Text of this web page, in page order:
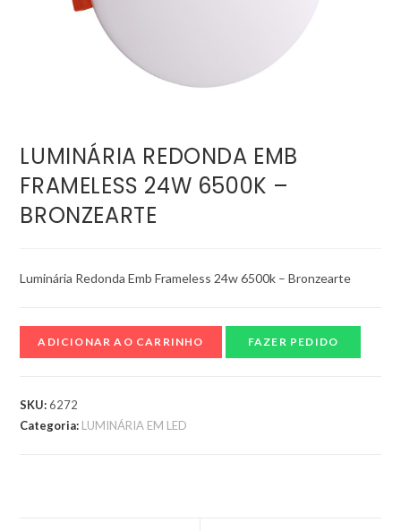
LUMINÁRIA REDONDA EMB
FRAMELESS 24W 6500K –
BRONZEARTE
Luminária Redonda Emb Frameless 24w 6500k – Bronzearte
ADICIONAR AO CARRINHO FAZER PEDIDO
SKU:6272
Categoria: LUMINÁRIA EM LED